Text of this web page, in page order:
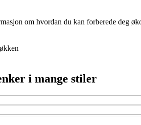
om hvordan du kan forberede deg
i mange stiler